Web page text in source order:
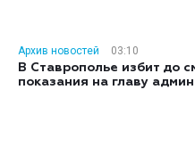
Архив новостей
03:10
В Ставрополье избит до
показания на главу